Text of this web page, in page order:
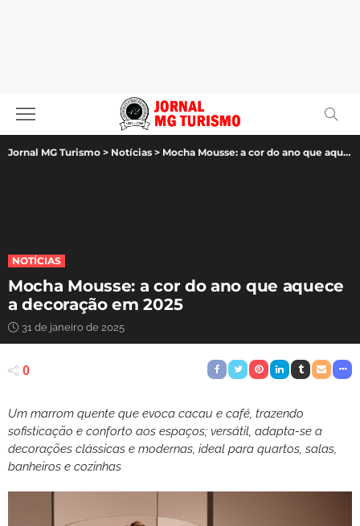
Jornal MG Turismo > Notícias > Mocha Mousse: a cor do ano que aquece a decoração em 2025
NOTÍCIAS
Mocha Mousse: a cor do ano que aquece
a decoração em 2025
31 de janeiro de 2025
0
Um marrom quente que evoca cacau e café, trazendo
sofisticação e conforto aos espaços; versátil, adapta-se a
decorações clássicas e modernas, ideal para quartos, salas,
banheiros e cozinhas